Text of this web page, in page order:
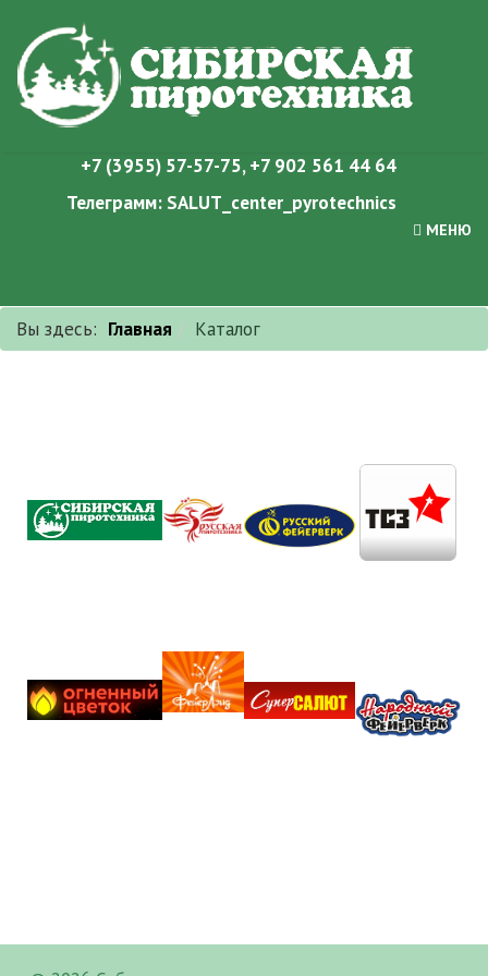
МЕНЮ
+7 (3955) 57-57-75,+7 902 561 44 64
Телеграмм: SALUT_center_pyrotechnics
Вы здесь: Главная Каталог